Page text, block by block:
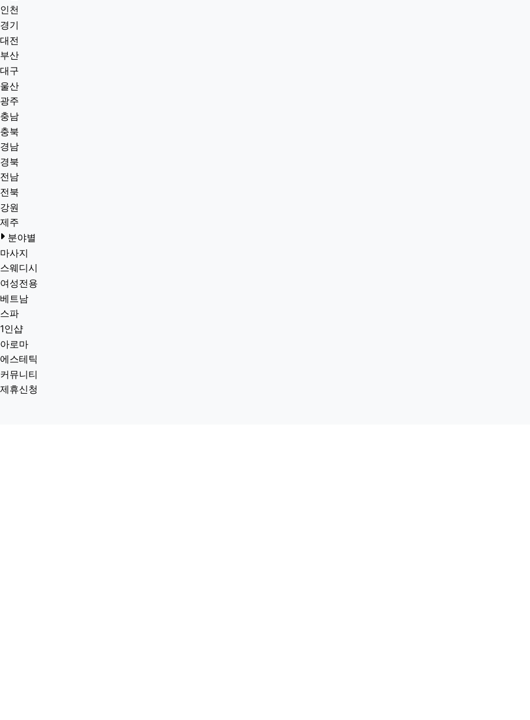
인천
경기
대전
부산
대구
울산
광주
충남
충북
경남
경북
전남
전북
강원
제주
분야별
마사지
스웨디시
여성전용
베트남
스파
1인샵
아로마
에스테틱
커뮤니티
제휴신청